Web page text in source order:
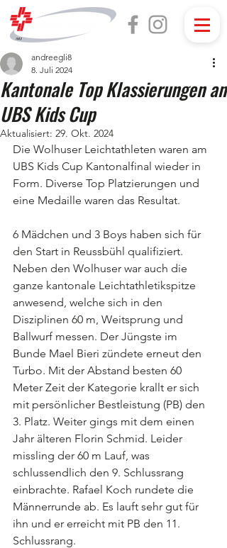
Kantonale Top Klassierungen an
UBS Kids Cup
andreegli8
8. Juli 2024
Aktualisiert: 29. Okt. 2024
Die Wolhuser Leichtathleten waren am
UBS Kids Cup Kantonalfinal wieder in
Form. Diverse Top Platzierungen und
eine Medaille waren das Resultat.
6 Mädchen und 3 Boys haben sich für
den Start in Reussbühl qualifiziert.
Neben den Wolhuser war auch die
ganze kantonale Leichtathletikspitze
anwesend, welche sich in den
Disziplinen 60 m, Weitsprung und
Ballwurf messen. Der Jüngste im
Bunde Mael Bieri zündete erneut den
Turbo. Mit der Abstand besten 60
Meter Zeit der Kategorie krallt er sich
mit persönlicher Bestleistung (PB) den
3. Platz. Weiter gings mit dem einen
Jahr älteren Florin Schmid. Leider
missling der 60 m Lauf, was
schlussendlich den 9. Schlussrang
einbrachte. Rafael Koch rundete die
Männerrunde ab. Es lauft sehr gut für
ihn und er erreicht mit PB den 11.
Schlussrang.